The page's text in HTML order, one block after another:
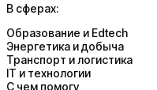
В сферах:
Образование и Edtech
Энергетика и добыча
Транспорт и логистика
IT и технологии
С чем помогу